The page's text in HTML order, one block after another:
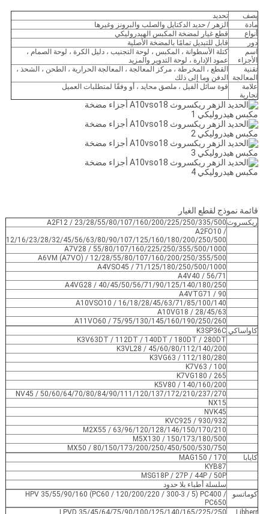
يصف
تحديد
مادة
الزهر / حديد الدكتايل والصلب والبرونز وغيرها
أنواع
قطع غيار لمضخة المكبس الهيدروليكي
دور
قابل للتبديل تمامًا بالمضخة الأصلية
اسم
الأجزاء
كتلة الأسطوانة ، المكبس ، لوحة التجنيب ، دليل الكرة ، لوحة الصمام ،
عمود الإدارة ، لوحة التدوير والمزيد
تقنية
المعالجة
القطع ، المخرطة ، مركز المعالجة ، المعالجة الحرارية ، الطحن ، الشحذ ،
الدفن وما إلى ذلك
علامة
تجارية
قوة سائل الفيل ، ملصق محايد ، أو وفقًا لمتطلبات العميل
قائمة نموذج لقطع الغيار
ريكسروثA2F12 / 23/28/55/80/107/160/200/225/250/335/500
A2FO10 /
12/16/23/28/32/45/56/63/80/90/107/125/160/180/200/250/500
A7V28 / 55/80/107/160/225/250/355/500/1000
A6VM (A7VO) / 12/28/55/80/107/160/200/250/355/500
A4VSO45 / 71/125/180/250/500/1000
A4V40 / 56/71
A4VG28 / 40/45/50/56/71/90/125/140/180/250
A4VTG71 / 90
A10VSO10 / 16/18/28/45/63/71/85/100/140
A10VG18 / 28/45/63
A11VO60 / 75/95/130/145/160/190/250/260
كاواساكي K3SP36C
K3V63DT / 112DT / 140DT / 180DT / 280DT
K3VL28 / 45/60/80/112/140/200
K3VG63 / 112/180/280
K7V63 / 100
K7VG180 / 265
K5V80 / 140/160/200
NV45 / 50/60/64/70/80/84/90/111/120/137/172/210/237/270
NX15
NVK45
KVC925 / 930/932
M2X55 / 63/96/120/128/146/150/170/210
M5X130 / 150/173/180/500
MX50 / 80/150/173/200/250/450/500/530/750
كايابا
MAG150 / 170
KYB87
MSG18P / 27P / 44P / 50P
سلسلة أطباء بلا حدود
كوماتسو
HPV 35/55/90/160 (PC60 / 120/200/220 / 300-3 / 5) PC400 /
PC650